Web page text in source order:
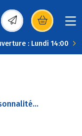
(s’ouvre dans une
: Lundi 14:00